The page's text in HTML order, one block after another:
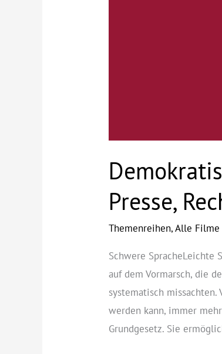
Presse,
Themenreihen,Alle Filme
Schwere SpracheLeichte
auf dem Vormarsch, die
systematisch
werden kann, immer
Grundgesetz. Sie